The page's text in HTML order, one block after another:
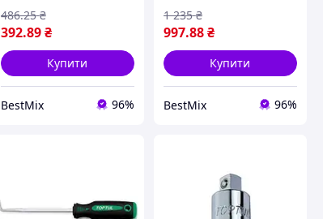
392.89 ₴
486.25 ₴
Купити
BestMix 96%
997.88₴
1 235 ₴
Купити
BestMix 96%